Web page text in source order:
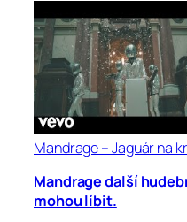
Mandrage – Jaguár na
Mandrage další
mohou líbit.